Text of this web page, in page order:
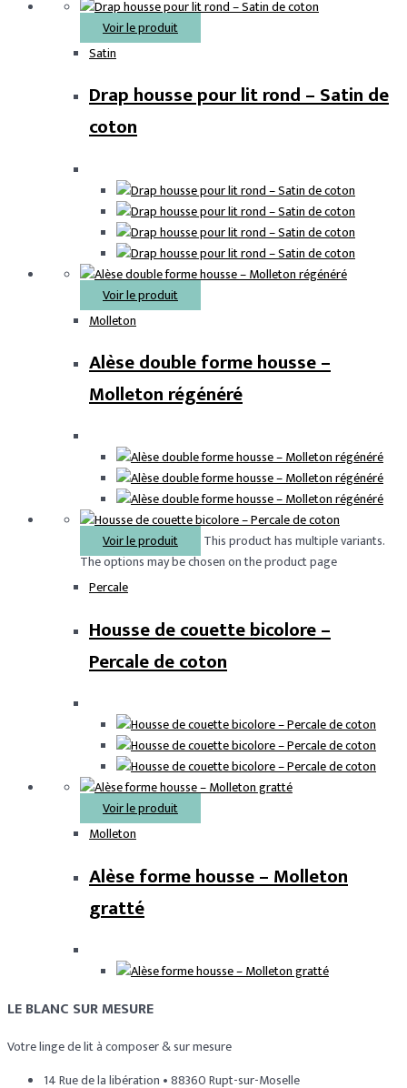
Voir le produit
Satin
Drap housse pour lit rond – Satin de
coton
Voir le produit
Molleton
Alèse double forme housse –
Molleton régénéré
Voir le produit
This product has multiple variants.
The options may be chosen on the product page
Percale
Housse de couette bicolore –
Percale de coton
Voir le produit
Molleton
Alèse forme housse – Molleton
gratté
LE BLANC SUR MESURE
Votre linge de lit à composer & sur mesure
14 Rue de la libération • 88360 Rupt-sur-Moselle